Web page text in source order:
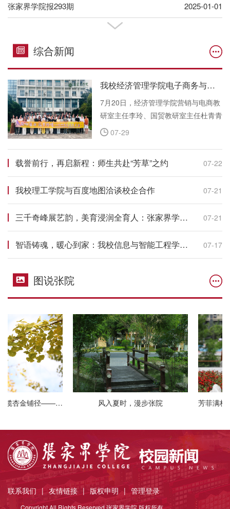
2025-01-01
张家界学院报293期
2025-01-03
张家界学院报300期
2025-01-03
张家界学院报298期
张家界学院报297期
2025-01-02
张家界学院报296期
2025-01-01
张家界学院报294期
2025-01-01
张家界学院报293期
2025-01-01
张家界学院报291期、292期
综合新闻
我校经济管理学院电子商务与国贸专业师生赴宁波开展集中实训
7月20日，经济管理学院营销与电商教
研室主任李玲、国贸教研室主任杜青青
带队，组织2027届学生赴浙江宁波，
训练，帮助学生将专业知识与行业实操
深度融合，提升就业竞争力。
07-29
07-22
载誉前行，再启新程：师生共赴“芳草”之约
07-21
我校理工学院与百度地图洽谈校企合作
07-21
三千奇峰展艺韵，美育浸润全育人：张家界学院扎实推进大学生艺术展演校级选拔工作
07-17
智语铸魂，暖心到家：我校信息与智能工程学院开展走访慰问活动
图说张院
春赏樱粉满枝，秋揽杏金铺径——张家界学院四季风物尽显风华 风入夏时，漫步张院 芳菲满校
联系我们 | 友情链接 | 版权申明 | 管理登录
Copyright All Rights Reserved 张家界学院 版权所有